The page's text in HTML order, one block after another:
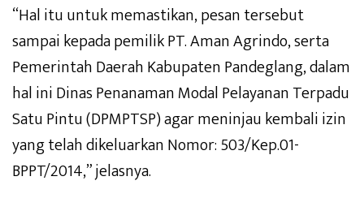
“Hal itu untuk memastikan, pesan tersebut
sampai kepada pemilik PT. Aman Agrindo, serta
Pemerintah Daerah Kabupaten Pandeglang, dalam
hal ini Dinas Penanaman Modal Pelayanan Terpadu
Satu Pintu (DPMPTSP) agar meninjau kembali izin
yang telah dikeluarkan Nomor: 503/Kep.01-
BPPT/2014,” jelasnya.